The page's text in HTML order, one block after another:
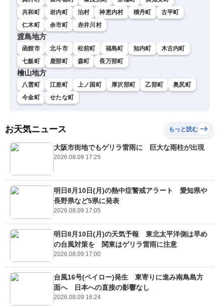
共和町
岩内町 泊村 神恵内村 積丹町
古平町
仁木町
余市町 赤井川村
渡島地方
函館市 北斗市 松前町 福島町 知内町
木古内町
七飯町
鹿部町 森町 長万部町
檜山地方
八雲町 江差町 上ノ国町 厚沢部町 乙部町
奥尻町
今金町
せたな町
お天気ニュース もっと読む
大阪市街地でもゲリラ雷雨に 巨大な雨柱が出現
2026.08.09 17:25
明日8月10日(月)の熱中症警戒アラート 愛知県や
長野県など5県に発表
2026.08.09 17:05
明日8月10日(月)の天気予報 東北太平洋側は早め
の台風対策を 関東はゲリラ雷雨に注意
2026.08.09 17:00
台風16号(ペイロー)発生 東寄りに進み南鳥島方
面へ 日本への直接の影響なし
2026.08.09 16:24